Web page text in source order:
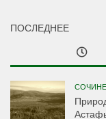
ПОСЛЕДНЕЕ